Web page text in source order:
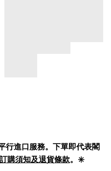
行進口服務。下單即代表閣
訂購須知及退貨條款。✳️